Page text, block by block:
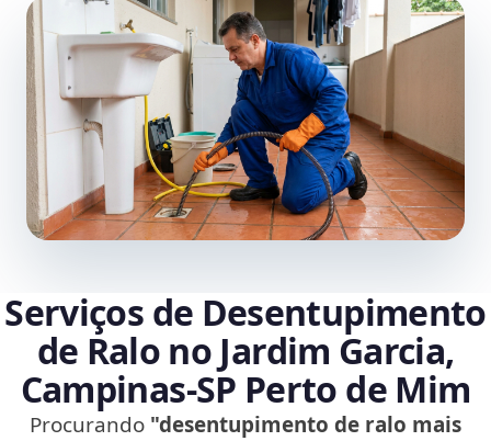
Serviços de Desentupimento
de Ralo no Jardim Garcia,
Campinas‑SP Perto de Mim
Procurando "desentupimento de ralo mais